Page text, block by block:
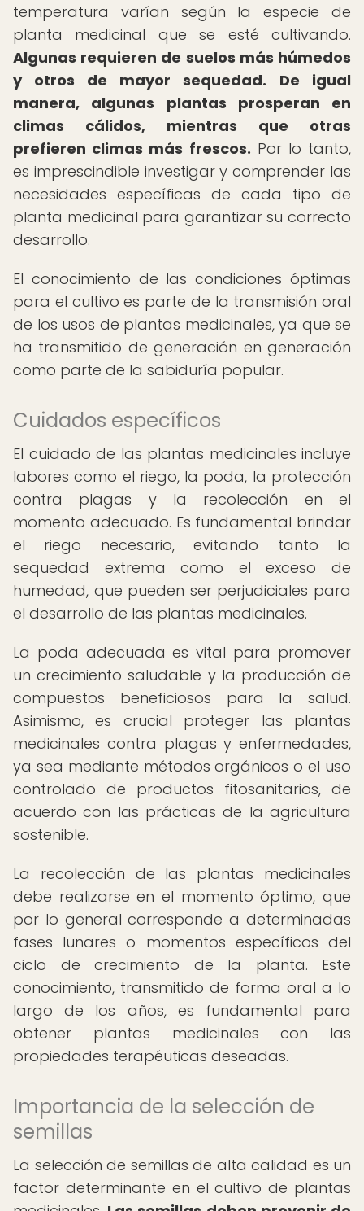
temperatura varían según la especie de
planta medicinal que se esté cultivando.
Algunas requieren de suelos más húmedos
y otros de mayor sequedad.
De igual
manera, algunas plantas prosperan en
climas cálidos, mientras que otras
prefieren climas más frescos. Por lo tanto,
es imprescindible investigar y comprender las
necesidades específicas de cada tipo de
planta medicinal para garantizar su correcto
desarrollo.
El conocimiento de las condiciones óptimas
para el cultivo es parte de la transmisión oral
de los usos de plantas medicinales, ya que se
ha transmitido de generación en generación
como parte de la sabiduría popular.
Cuidados específicos
El cuidado de las plantas medicinales incluye
labores como el riego, la poda, la protección
contra plagas y la recolección en el
momento adecuado. Es fundamental brindar
el riego necesario, evitando tanto la
sequedad extrema como el exceso de
humedad, que pueden ser perjudiciales para
el desarrollo de las plantas medicinales.
La poda adecuada es vital para promover
un crecimiento saludable y la producción de
compuestos beneficiosos para la salud.
Asimismo, es crucial proteger las plantas
medicinales contra plagas y enfermedades,
ya sea mediante métodos orgánicos o el uso
controlado de productos fitosanitarios, de
acuerdo con las prácticas de la agricultura
sostenible.
La recolección de las plantas medicinales
debe realizarse en el momento óptimo, que
por lo general corresponde a determinadas
fases lunares o momentos específicos del
ciclo de crecimiento de la planta. Este
conocimiento, transmitido de forma oral a lo
largo de los años, es fundamental para
obtener plantas medicinales con las
propiedades terapéuticas deseadas.
Importancia de la selección de
semillas
La selección de semillas de alta calidad es un
factor determinante en el cultivo de plantas